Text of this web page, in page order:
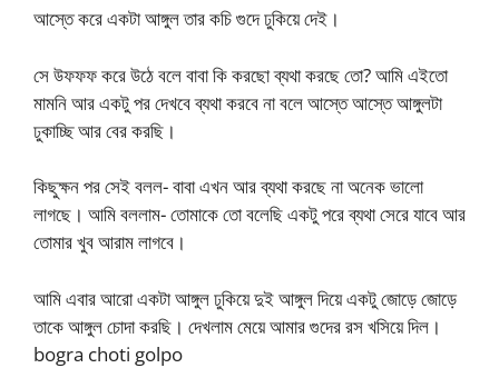
আস্তে করে একটা আঙ্গুল তার কচি গুদে ঢুকিয়ে দেই।
সে উফফফ করে উঠে বলে বাবা কি করছো ব্যথা করছে তো? আমি এইতো
মামনি আর একটু পর দেখবে ব্যথা করবে না বলে আস্তে আস্তে আঙ্গুলটা
ঢুকাচ্ছি আর বের করছি।
কিছুক্ষন পর সেই বলল- বাবা এখন আর ব্যথা করছে না অনেক ভালো
লাগছে। আমি বললাম- তোমাকে তো বলেছি একটু পরে ব্যথা সেরে যাবে আর
তোমার খুব আরাম লাগবে।
আমি এবার আরো একটা আঙ্গুল ঢুকিয়ে দুই আঙ্গুল দিয়ে একটু জোড়ে জোড়ে
তাকে আঙ্গুল চোদা করছি। দেখলাম মেয়ে আমার গুদের রস খসিয়ে দিল।
bogra choti golpo